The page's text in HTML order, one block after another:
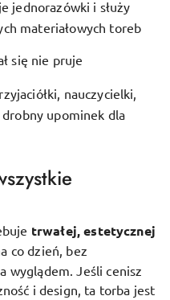
jednorazówki i służy
materiałowych toreb
się nie pruje
nauczycielki,
upominek dla
trwałej, estetycznej
co dzień, bez
wyglądem. Jeśli cenisz
i design, ta torba jest